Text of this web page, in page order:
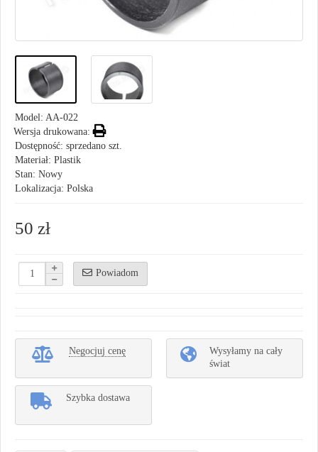
Model: AA-022
Wersja drukowana:
Dostępność: sprzedano szt.
Materiał: Plastik
Stan: Nowy
Lokalizacja: Polska
50 zł
Powiadom
Negocjuj cenę
Wysyłamy na cały
świat
Szybka dostawa